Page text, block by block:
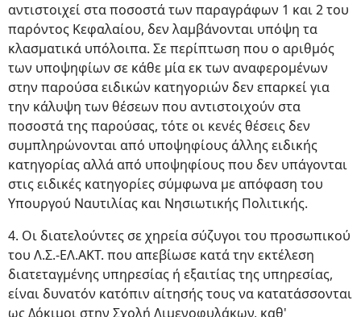
αντιστοιχεί στα ποσοστά των παραγράφων 1 και 2 του
παρόντος Κεφαλαίου, δεν λαμβάνονται υπόψη τα
κλασματικά υπόλοιπα. Σε περίπτωση που ο αριθμός
των υποψηφίων σε κάθε μία εκ των αναφερομένων
στην παρούσα ειδικών κατηγοριών δεν επαρκεί για
την κάλυψη των θέσεων που αντιστοιχούν στα
ποσοστά της παρούσας, τότε οι κενές θέσεις δεν
συμπληρώνονται από υποψηφίους άλλης ειδικής
κατηγορίας αλλά από υποψηφίους που δεν υπάγονται
στις ειδικές κατηγορίες σύμφωνα με απόφαση του
Υπουργού Ναυτιλίας και Νησιωτικής Πολιτικής.
4. Οι διατελούντες σε χηρεία σύζυγοι του προσωπικού
του Λ.Σ.-ΕΛ.ΑΚΤ. που απεβίωσε κατά την εκτέλεση
διατεταγμένης υπηρεσίας ή εξαιτίας της υπηρεσίας,
είναι δυνατόν κατόπιν αίτησής τους να κατατάσσονται
ως Δόκιμοι στην Σχολή Λιμενοφυλάκων, καθ'